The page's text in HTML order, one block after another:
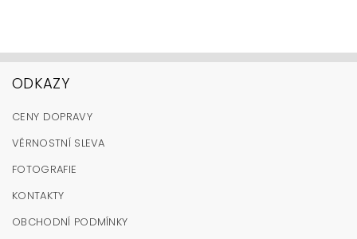
ODKAZY
CENY DOPRAVY
VĚRNOSTNÍ SLEVA
FOTOGRAFIE
KONTAKTY
OBCHODNÍ PODMÍNKY